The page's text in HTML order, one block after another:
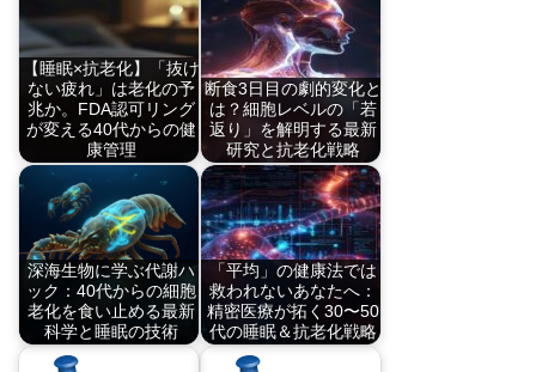
【睡眠×抗老化】「抜け
ない疲れ」は老化の予
兆か。FDA認可リング
が変える40代からの健
康管理
30-50代の「蓄積…
断食3日目の劇的変化と
は？細胞レベルの「若
返り」を解明する最新
研究と抗老化戦略
最新の研究で、断食
開…
深海生物に学ぶ代謝ハ
ック：40代からの細胞
老化を食い止める最新
科学と睡眠の技術
深海生物ダイオウグ
「平均」の健康法では
救われないあなたへ：
精密医療が拓く30〜50
代の睡眠＆抗老化戦略
30-50代の不調は…